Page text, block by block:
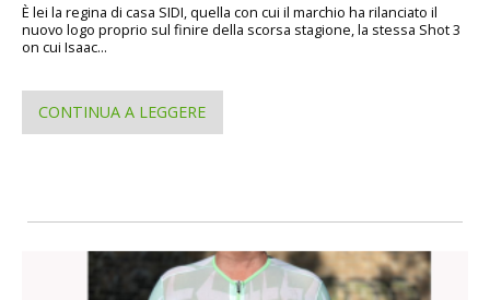
È lei la regina di casa SIDI, quella con cui il marchio ha rilanciato il
nuovo logo proprio sul finire della scorsa stagione, la stessa Shot 3
on cui Isaac...
CONTINUA A LEGGERE